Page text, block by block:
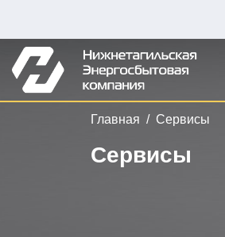
Главная Сервисы
Сервисы